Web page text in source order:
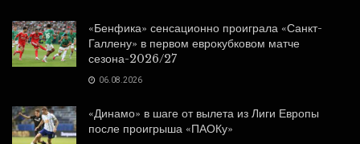
«Бенфика» сенсационно проиграла «Санкт-
Галлену» в первом еврокубковом матче
сезона-2026/27
06.08.2026
«Динамо» в шаге от вылета из Лиги Европы
после проигрыша «ПАОКу»